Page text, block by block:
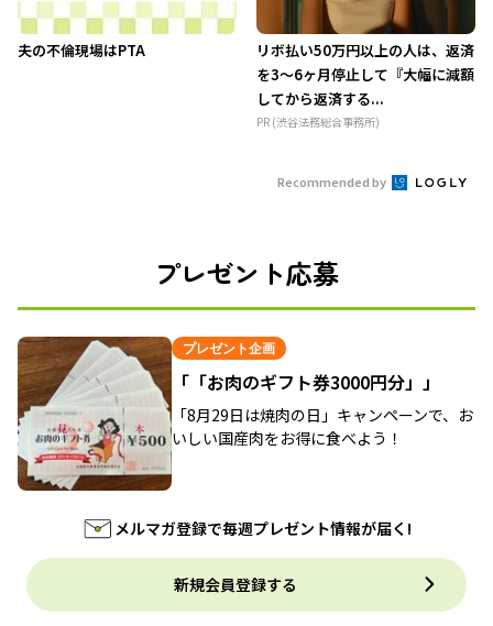
夫の不倫現場はPTA
リボ払い50万円以上の人は、返済
を3～6ヶ月停止して『大幅に減額
してから返済する...
PR (渋谷法務総合事務所)
Recommended by
プレゼント応募
プレゼント企画
「「お肉のギフト券3000円分」」
「8月29日は焼肉の日」キャンペーンで、お
いしい国産肉をお得に食べよう！
メルマガ登録で毎週プレゼント情報が届く!
新規会員登録する